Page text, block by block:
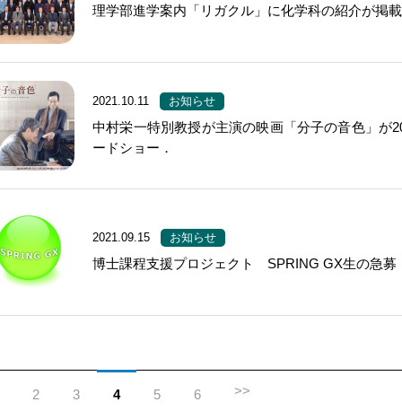
理学部進学案内「リガクル」に化学科の紹介が掲
2021.10.11 お知らせ
中村栄一特別教授が主演の映画「分子の音色」が
ードショー．
2021.09.15 お知らせ
博士課程支援プロジェクト SPRING GX生の急募
2 3 4 5 6 >>